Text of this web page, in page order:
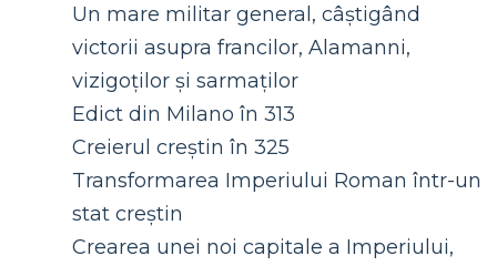
Un mare militar general, câștigând
victorii asupra francilor, Alamanni,
vizigoților și sarmaților
Edict din Milano în 313
Creierul creștin în 325
Transformarea Imperiului Roman într-un
stat creștin
Crearea unei noi capitale a Imperiului,